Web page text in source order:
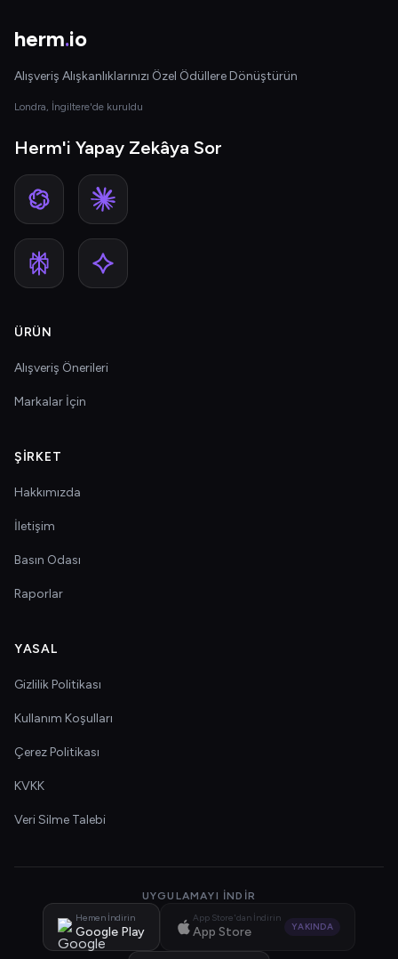
herm.io
Alışveriş Alışkanlıklarınızı Özel Ödüllere Dönüştürün
Londra, İngiltere'de kuruldu
Herm'i Yapay Zekâya Sor
ÜRÜN
Alışveriş Önerileri
Markalar İçin
ŞIRKET
Hakkımızda
İletişim
Basın Odası
Raporlar
YASAL
Gizlilik Politikası
Kullanım Koşulları
Çerez Politikası
KVKK
Veri Silme Talebi
UYGULAMAYI İNDIR
Hemen İndirin
Google Play
App Store'dan İndirin
App Store YAKINDA